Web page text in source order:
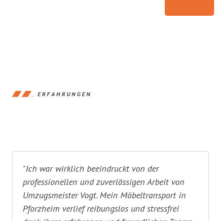
ERFAHRUNGEN
"Ich war wirklich beeindruckt von der
professionellen und zuverlässigen Arbeit von
Umzugsmeister Vogt. Mein Möbeltransport in
Pforzheim verlief reibungslos und stressfrei